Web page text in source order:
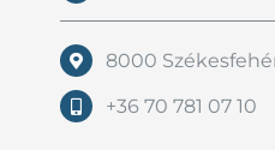
8000
+36 70 781 07 10